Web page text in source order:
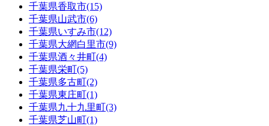
千葉県香取市(15)
千葉県山武市(6)
千葉県いすみ市(12)
千葉県大網白里市(9)
千葉県酒々井町(4)
千葉県栄町(5)
千葉県多古町(2)
千葉県東庄町(1)
千葉県九十九里町(3)
千葉県芝山町(1)